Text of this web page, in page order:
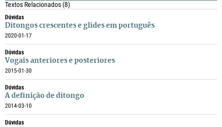
Textos Relacionados(8)
Dúvidas
Ditongos crescentes e glides em português
2020-01-17
Dúvidas
Vogais anteriores e posteriores
2015-01-30
Dúvidas
A definição de ditongo
2014-03-10
Dúvidas